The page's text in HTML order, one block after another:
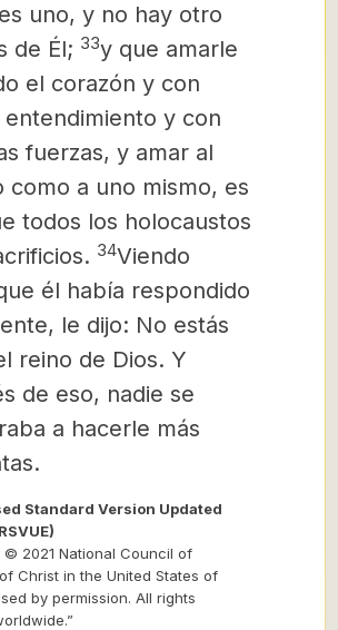
uno, y no hay otro
de Él; 33y que amarle
el corazón y con
y con
fuerzas, y amar al
como a uno mismo, es
todos los holocaustos
34Viendo
él había respondido
le dijo: No estás
reino de Dios. Y
de eso, nadie se
a hacerle más
Standard Version Updated
© 2021 National Council of
Christ in the United States of
by permission. All rights